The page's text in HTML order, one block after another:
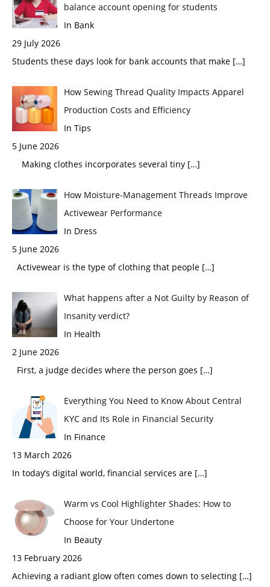
balance account opening for students
In Bank
29 July 2026
Students these days look for bank accounts that make […]
How Sewing Thread Quality Impacts Apparel
Production Costs and Efficiency
In Tips
5 June 2026
Making clothes incorporates several tiny […]
How Moisture-Management Threads Improve
Activewear Performance
In Dress
5 June 2026
Activewear is the type of clothing that people […]
What happens after a Not Guilty by Reason of
Insanity verdict?
In Health
2 June 2026
First, a judge decides where the person goes […]
Everything You Need to Know About Central
KYC and Its Role in Financial Security
In Finance
13 March 2026
In today’s digital world, financial services are […]
Warm vs Cool Highlighter Shades: How to
Choose for Your Undertone
In Beauty
13 February 2026
Achieving a radiant glow often comes down to selecting […]